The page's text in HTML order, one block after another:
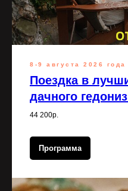
8-9 августа 2026 года
Поездка в
дачного
44 200р.
Программа